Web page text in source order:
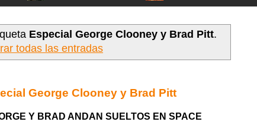
Especial George Clooney y Brad Pitt.
todas las entradas
George Clooney y Brad Pitt
Y BRAD ANDAN SUELTOS EN SPACE